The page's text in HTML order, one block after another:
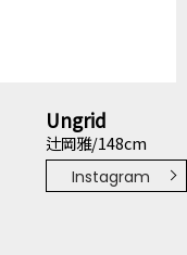
Ungrid
辻岡雅/148cm
Instagram